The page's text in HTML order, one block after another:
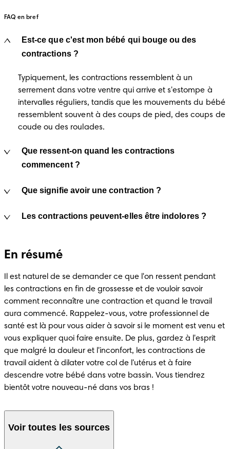
FAQ en bref
Est-ce que c'est mon bébé qui bouge ou des
contractions ?
Typiquement, les contractions ressemblent à un
serrement dans votre ventre qui arrive et s'estompe à
intervalles réguliers, tandis que les mouvements du bébé
ressemblent souvent à des coups de pied, des coups de
coude ou des roulades.
Que ressent-on quand les contractions
commencent ?
Que signifie avoir une contraction ?
Les contractions peuvent-elles être indolores ?
En résumé
Il est naturel de se demander ce que l'on ressent pendant
les contractions en fin de grossesse et de vouloir savoir
comment reconnaître une contraction et quand le travail
aura commencé. Rappelez-vous, votre professionnel de
santé est là pour vous aider à savoir si le moment est venu et
vous expliquer quoi faire ensuite. De plus, gardez à l'esprit
que malgré la douleur et l'inconfort, les contractions de
travail aident à dilater votre col de l'utérus et à faire
descendre votre bébé dans votre bassin. Vous tiendrez
bientôt votre nouveau-né dans vos bras !
Voir toutes les sources